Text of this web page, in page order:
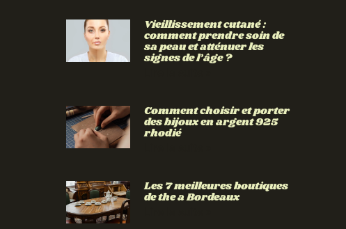
Vieillissement cutané :
comment prendre soin de
sa peau et atténuer les
signes de l’âge ?
Comment choisir et porter
des bijoux en argent 925
rhodié
Les 7 meilleures boutiques
de the a Bordeaux